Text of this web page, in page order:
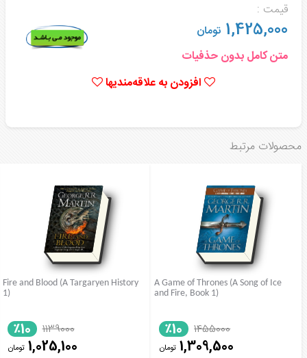
قیمت :
1,425,000 تومان
متن کامل بدون حذفیات
افزودن به علاقه‌مندیها
محصولات مرتبط
A Game of Thrones (A Song of Ice
and Fire, Book 1)
1455000
٪10
1,309,500 تومان
Fire and Blood (A Targaryen History
1)
1139000
٪10
1,025,100 تومان